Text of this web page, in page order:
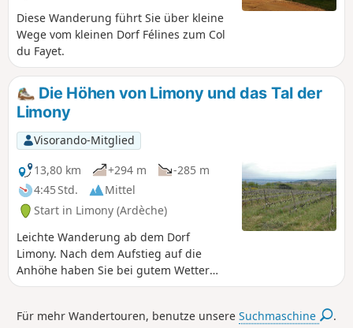
Diese Wanderung führt Sie über kleine
Wege vom kleinen Dorf Félines zum Col
du Fayet.
Die Höhen von Limony und das Tal der
Limony
Visorando-Mitglied
13,80 km
+294 m
-285 m
4:45 Std.
Mittel
Start in Limony (Ardèche)
Leichte Wanderung ab dem Dorf
Limony. Nach dem Aufstieg auf die
Anhöhe haben Sie bei gutem Wetter
einen schönen Blick nach Osten auf die
Limony.
Für mehr Wandertouren, benutze unsereSuchmaschine .